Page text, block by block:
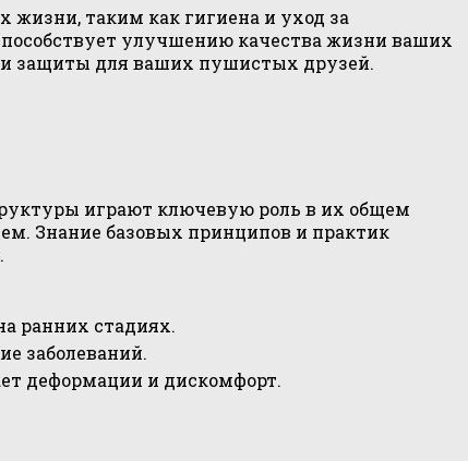
жизни, таким как гигиена и уход за
улучшению качества жизни ваших
и защиты для ваших пушистых друзей.
играют ключевую роль в их общем
Знание базовых принципов и практик
ранних стадиях.
заболеваний.
деформации и дискомфорт.